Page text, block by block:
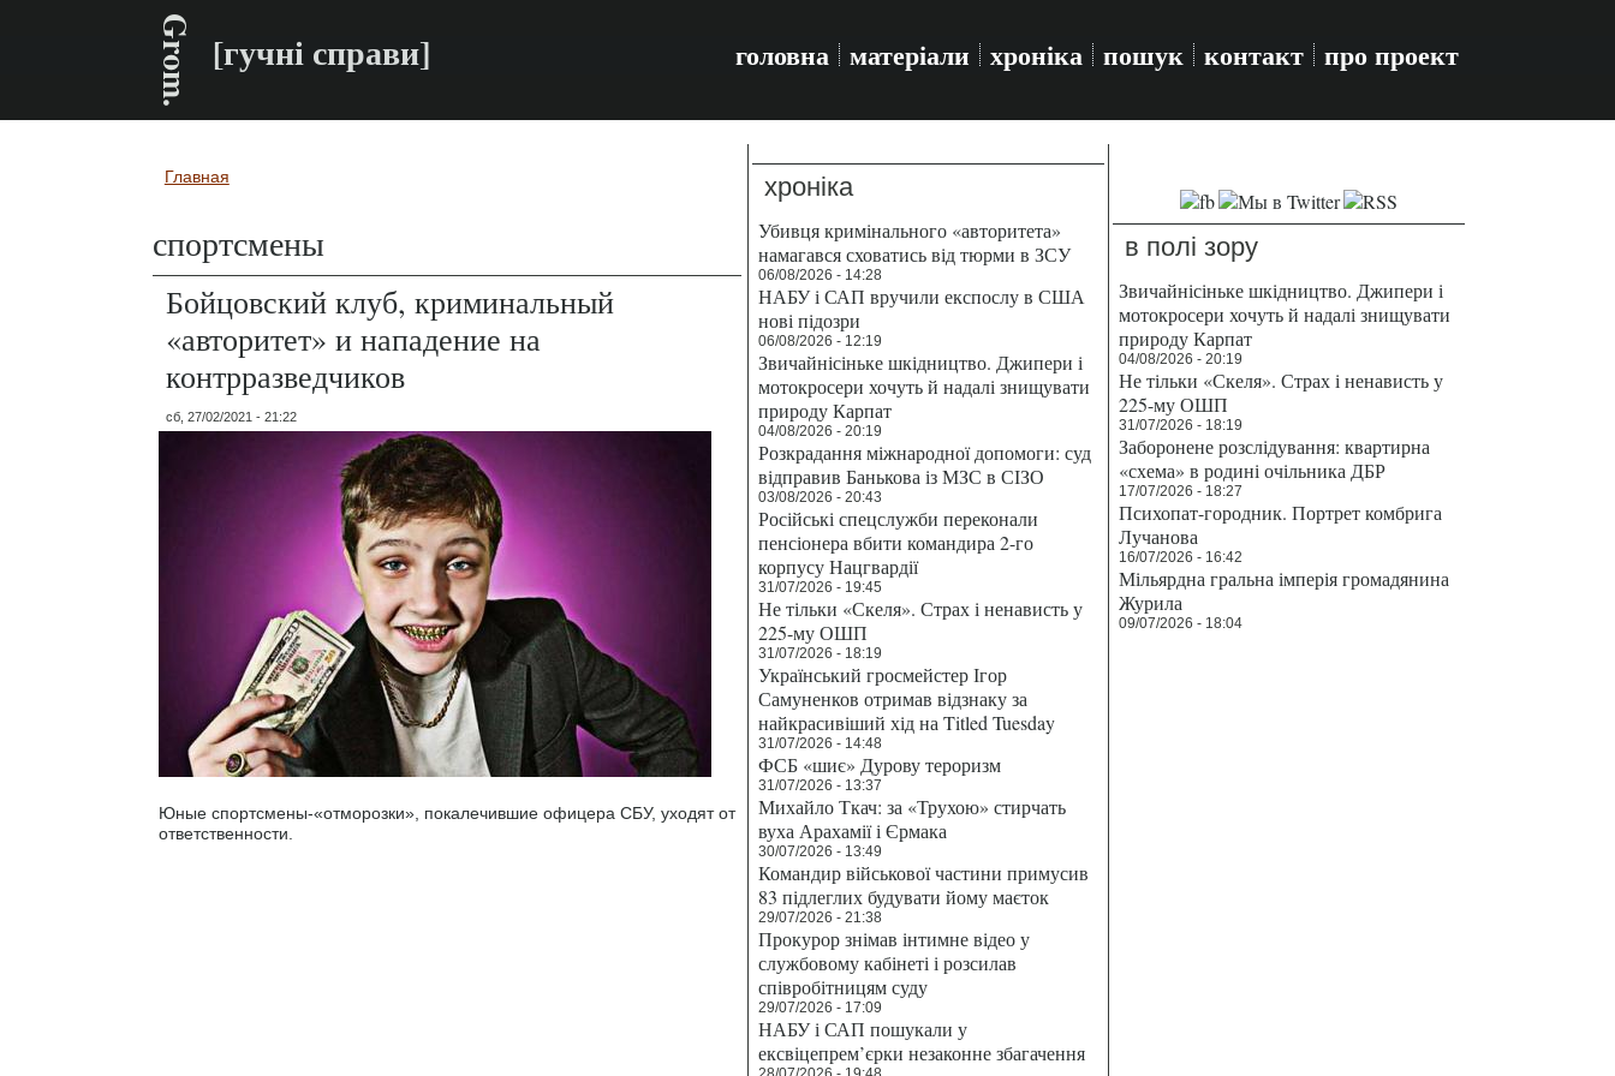
Grom. [гучні справи] головна матеріали хроніка пошук контакт про проект
Вы здесь
Главная
спортсмены
Бойцовский клуб, криминальный
«авторитет» и нападение на
контрразведчиков
сб, 27/02/2021 - 21:22
Юные спортсмены-«отморозки», покалечившие офицера СБУ, уходят от
ответственности.
хроніка
Убивця кримінального «авторитета»
намагався сховатись від тюрми в ЗСУ
06/08/2026 - 14:28
НАБУ і САП вручили експослу в США
нові підозри
06/08/2026 - 12:19
Звичайнісіньке шкідництво. Джипери і
мотокросери хочуть й надалі знищувати
природу Карпат
04/08/2026 - 20:19
Розкрадання міжнародної допомоги: суд
відправив Банькова із МЗС в СІЗО
03/08/2026 - 20:43
Російські спецслужби переконали
пенсіонера вбити командира 2-го
корпусу Нацгвардії
31/07/2026 - 19:45
Не тільки «Скеля». Страх і ненависть у
225-му ОШП
31/07/2026 - 18:19
Український гросмейстер Ігор
Самуненков отримав відзнаку за
найкрасивіший хід на Titled Tuesday
31/07/2026 - 14:48
ФСБ «шиє» Дурову тероризм
31/07/2026 - 13:37
Михайло Ткач: за «Трухою» стирчать
вуха Арахамії і Єрмака
30/07/2026 - 13:49
Командир військової частини примусив
83 підлеглих будувати йому маєток
29/07/2026 - 21:38
Прокурор знімав інтимне відео у
службовому кабінеті і розсилав
співробітницям суду
29/07/2026 - 17:09
НАБУ і САП пошукали у
ексвіцепрем’єрки незаконне збагачення
в полі зору
Звичайнісіньке шкідництво. Джипери і
мотокросери хочуть й надалі знищувати
природу Карпат
04/08/2026 - 20:19
Не тільки «Скеля». Страх і ненависть у
225-му ОШП
31/07/2026 - 18:19
Заборонене розслідування: квартирна
«схема» в родині очільника ДБР
17/07/2026 - 18:27
Психопат-городник. Портрет комбрига
Лучанова
16/07/2026 - 16:42
Мільярдна гральна імперія громадянина
Журила
09/07/2026 - 18:04